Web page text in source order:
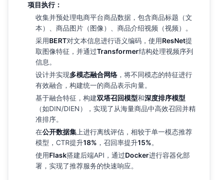
项目执行：
收集并预处理电商平台商品数据，包含商品标题（文
本）、商品图片（图像）、商品介绍视频（视频）。
采用BERT对文本信息进行语义编码，使用ResNet提
取图像特征，并通过Transformer结构处理视频序列
信息。
设计并实现多模态融合网络 ，将不同模态的特征进行
有效融合，构建统一的商品表示向量。
基于融合特征，构建双塔召回模型和深度排序模型
（如DIN/DIEN），实现了从海量商品中高效召回并精
准排序。
在公开数据集 上进行离线评估，相较于单一模态推荐
模型，CTR提升18% ，召回率提升15%。
使用Flask搭建后端API，通过Docker进行容器化部
署，实现了推荐服务的快速响应。